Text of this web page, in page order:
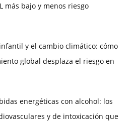
más bajo y menos riesgo
y el cambio climático: cómo
global desplaza el riesgo en
energéticas con alcohol: los
y de intoxicación que